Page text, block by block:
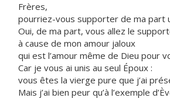
Frères,
pourriez-vous supporter de ma part
Oui, de ma part, vous allez le
à cause de mon amour jaloux
qui est l’amour même de Dieu pour
Car je vous ai unis au seul Époux :
vous êtes la vierge pure que j’ai
Mais j’ai bien peur qu’à l’exemple